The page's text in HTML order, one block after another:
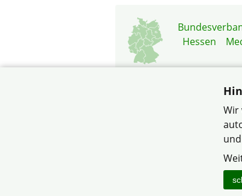
Hessen
Wir